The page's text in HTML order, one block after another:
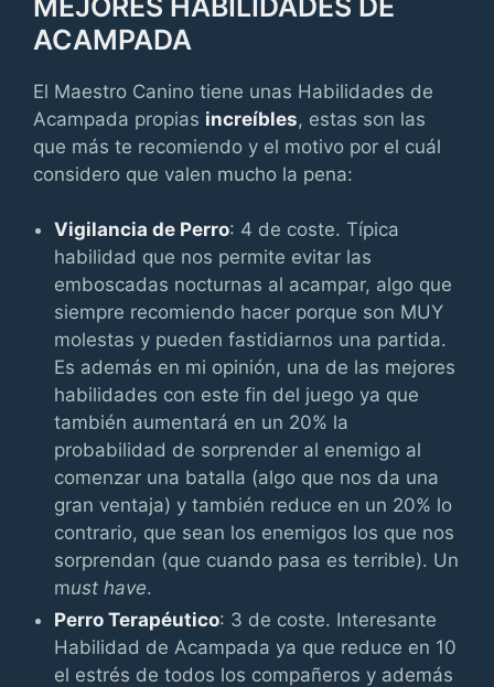
ACAMPADA
El Maestro Canino tiene unas Habilidades de
Acampada propias increíbles, estas son las
que más te recomiendo y el motivo por el cuál
considero que valen mucho la pena:
Vigilancia de Perro: 4 de coste. Típica
habilidad que nos permite evitar las
emboscadas nocturnas al acampar, algo que
siempre recomiendo hacer porque son MUY
molestas y pueden fastidiarnos una partida.
Es además en mi opinión, una de las mejores
habilidades con este fin del juego ya que
también aumentará en un 20% la
probabilidad de sorprender al enemigo al
comenzar una batalla (algo que nos da una
gran ventaja) y también reduce en un 20% lo
contrario, que sean los enemigos los que nos
sorprendan (que cuando pasa es terrible). Un
must have.
Perro Terapéutico: 3 de coste. Interesante
Habilidad de Acampada ya que reduce en 10
el estrés de todos los compañeros y además